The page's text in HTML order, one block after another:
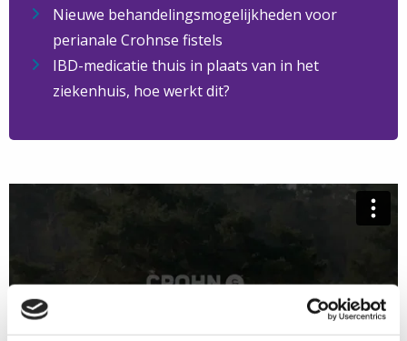
Nieuwe behandelingsmogelijkheden voor
perianale Crohnse fistels
IBD-medicatie thuis in plaats van in het
ziekenhuis, hoe werkt dit?